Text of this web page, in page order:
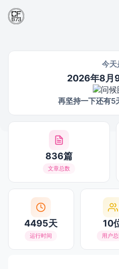
今天
2026年8月
再坚持一下还有5
836篇
文章总数
4495天
运行时间
10
用户